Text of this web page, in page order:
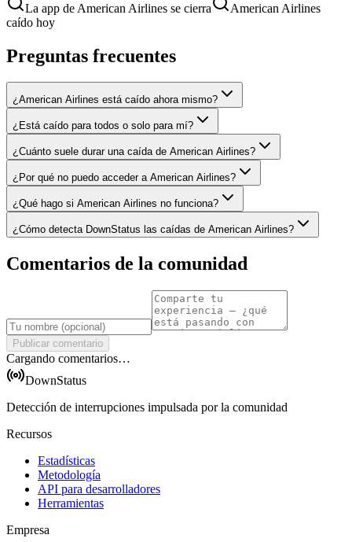
La app de American Airlines se cierra
American Airlines
caído hoy
Preguntas frecuentes
¿American Airlines está caído ahora mismo?
¿Está caído para todos o solo para mí?
¿Cuánto suele durar una caída de American Airlines?
¿Por qué no puedo acceder a American Airlines?
¿Qué hago si American Airlines no funciona?
¿Cómo detecta DownStatus las caídas de American Airlines?
Comentarios de la comunidad
Publicar comentario
Cargando comentarios…
DownStatus
Detección de interrupciones impulsada por la comunidad
Recursos
Estadísticas
Metodología
API para desarrolladores
Herramientas
Empresa